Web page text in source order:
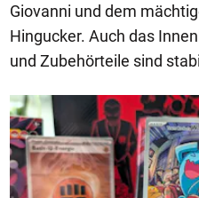
Giovanni und dem
Hingucker. Auch das
und Zubehörteile sind